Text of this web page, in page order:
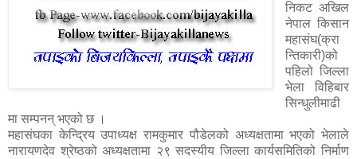
निकट अखिल
नेपाल किसान
महासंघ(क्रा
न्तिकारी)को
पहिलो जिल्ला
भेला विहिबार
सिन्धुलीमाढी
मा सम्पनन् भएको छ ।
महासंघका केन्द्रिय उपाध्यक्ष रामकुमार पौडेलको अध्यक्षतामा भएको भेलाले
नारायणदेव श्रेष्ठको अध्यक्षतामा २९ सदस्यीय जिल्ला कार्यसमितिको निर्माण